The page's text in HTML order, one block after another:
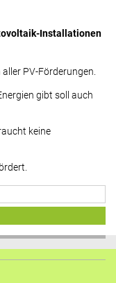
Installationen
PV-Förderungen.
gibt soll auch
keine